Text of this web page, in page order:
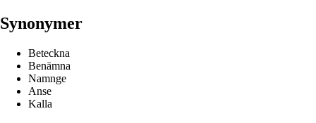
Synonymer
Beteckna
Benämna
Namnge
Anse
Kalla